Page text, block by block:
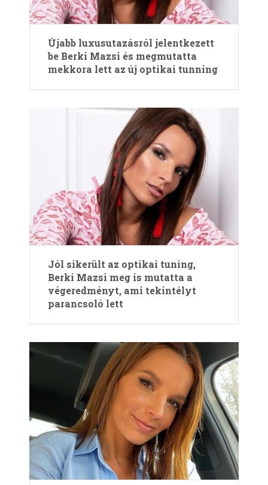
Újabb luxusutazásról jelentkezett
be Berki Mazsi és megmutatta
mekkora lett az új optikai tunning
Jól sikerült az optikai tuning,
Berki Mazsi meg is mutatta a
végeredményt, ami tekintélyt
parancsoló lett